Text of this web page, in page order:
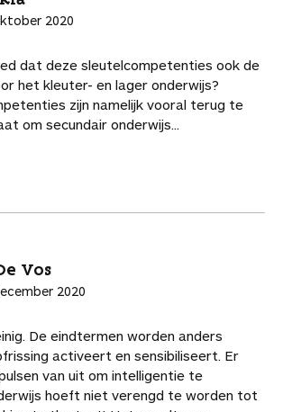
2020
dat deze sleutelcompetenties ook de
het kleuter- en lager onderwijs?
zijn namelijk vooral terug te
om secundair onderwijs...
Vos
2020
De eindtermen worden anders
activeert en sensibiliseert. Er
van uit om intelligentie te
hoeft niet verengd te worden tot